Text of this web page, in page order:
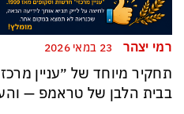
רמי יצהר
תחקיר מיוחד של ״עניין
בבית הלבן של טראמפ —